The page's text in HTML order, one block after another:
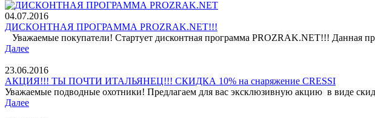
04.07.2016
ДИСКОНТНАЯ ПРОГРАММА PROZRAK.NET!!!
Уважаемые покупатели! Стартует дисконтная программа PROZRAK.NET!!! Данная
Далее
23.06.2016
АКЦИЯ!!! ТЫ ПОЧТИ ИТАЛЬЯНЕЦ!!! СКИДКА 10% на снаряжение CRESSI
Уважаемые подводные охотники! Предлагаем для вас эксклюзивную акцию в виде
Далее